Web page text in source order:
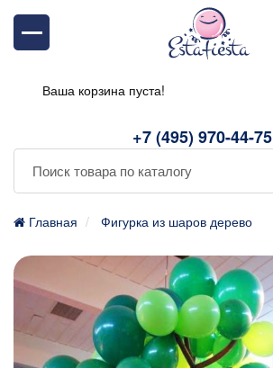
+7 (495) 970-44-75
Ваша корзина пуста!
Главная Фигурка из шаров дерево